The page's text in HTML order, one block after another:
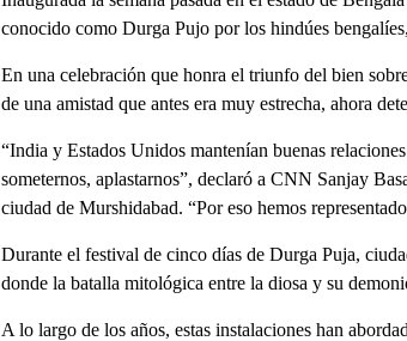
conocido como Durga Pujo por los hindúes
En una celebración que honra el triunfo del bien
de una amistad que antes era muy estrecha, ahora
“India y Estados Unidos mantenían buenas
someternos, aplastarnos”, declaró a CNN Sanjay
ciudad de Murshidabad. “Por eso hemos
Durante el festival de cinco días de Durga Puja,
donde la batalla mitológica entre la diosa y su
A lo largo de los años, estas instalaciones han